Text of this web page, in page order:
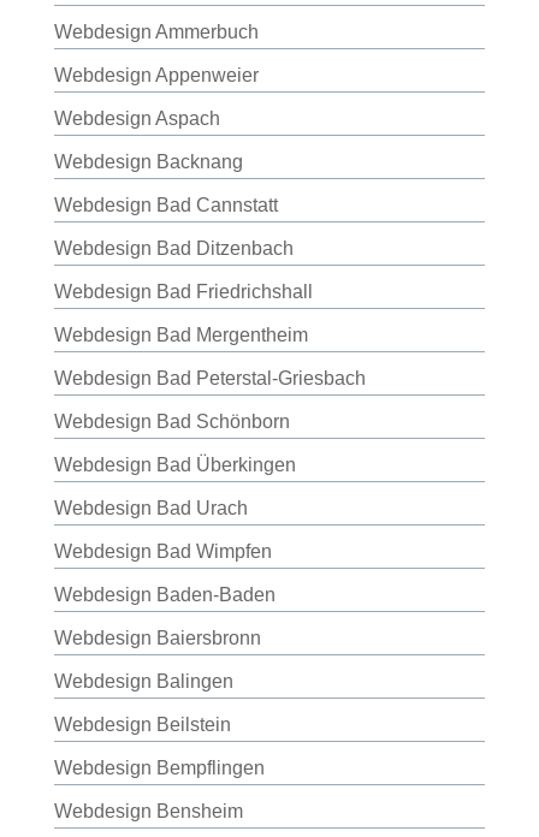
Webdesign Ammerbuch
Webdesign Appenweier
Webdesign Aspach
Webdesign Backnang
Webdesign Bad Cannstatt
Webdesign Bad Ditzenbach
Webdesign Bad Friedrichshall
Webdesign Bad Mergentheim
Webdesign Bad Peterstal-Griesbach
Webdesign Bad Schönborn
Webdesign Bad Überkingen
Webdesign Bad Urach
Webdesign Bad Wimpfen
Webdesign Baden-Baden
Webdesign Baiersbronn
Webdesign Balingen
Webdesign Beilstein
Webdesign Bempflingen
Webdesign Bensheim